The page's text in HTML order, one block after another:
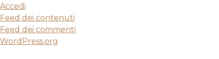
Accedi
Feed dei contenuti
Feed dei commenti
WordPress.org